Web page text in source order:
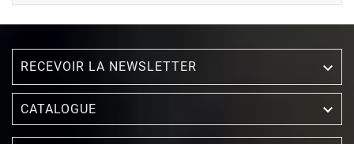
(3 avis)
RECEVOIR LA NEWSLETTER 
CATALOGUE 